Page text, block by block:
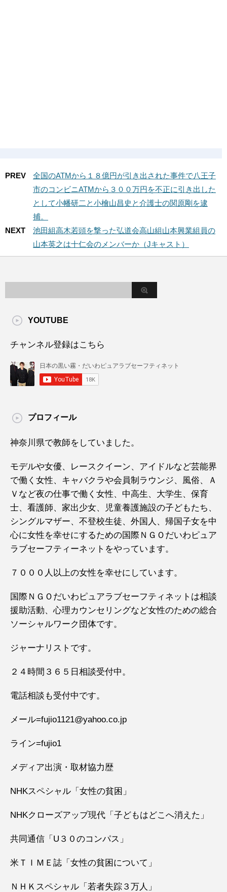
PREV
全国のATMから１８億円が引き出された事件で八王子
市のコンビニATMから３００万円を不正に引き出した
として小幡研二と小檜山昌史と介護士の関原剛を逮
捕。
NEXT
池田組高木若頭を撃った弘道会高山組山本興業組員の
山本英之は十仁会のメンバーか（Jキャスト）
YOUTUBE
チャンネル登録はこちら
プロフィール
神奈川県で教師をしていました。
モデルや女優、レースクイーン、アイドルなど芸能界
で働く女性、キャバクラや会員制ラウンジ、風俗、Ａ
Ｖなど夜の仕事で働く女性、中高生、大学生、保育
士、看護師、家出少女、児童養護施設の子どもたち、
シングルマザー、不登校生徒、外国人、帰国子女を中
心に女性を幸せにするための国際ＮＧＯだいわピュア
ラブセーフティーネットをやっています。
７０００人以上の女性を幸せにしています。
国際ＮＧＯだいわピュアラブセーフティネットは相談
援助活動、心理カウンセリングなど女性のための総合
ソーシャルワーク団体です。
ジャーナリストです。
２４時間３６５日相談受付中。
電話相談も受付中です。
メール=fujio1121@yahoo.co.jp
ライン=fujio1
メディア出演・取材協力歴
NHKスペシャル「女性の貧困」
NHKクローズアップ現代「子どもはどこへ消えた」
共同通信「U３０のコンパス」
米ＴＩＭＥ誌「女性の貧困について」
ＮＨＫスペシャル「若者失踪３万人」